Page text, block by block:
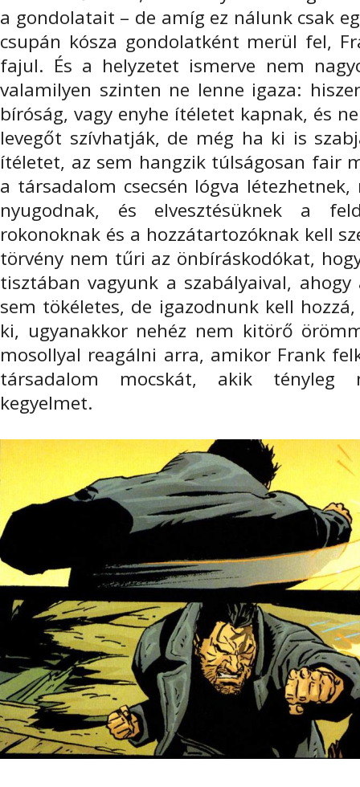
a gondolatait – de amíg ez nálunk csak
csupán kósza gondolatként merül fel,
fajul. És a helyzetet ismerve nem
valamilyen szinten ne lenne igaza:
bíróság, vagy enyhe ítéletet kapnak, és
levegőt szívhatják, de még ha ki is
ítéletet, az sem hangzik túlságosan fair
a társadalom csecsén lógva
nyugodnak, és elvesztésüknek a
rokonoknak és a hozzátartozóknak kell
törvény nem tűri az önbíráskodókat,
tisztában vagyunk a szabályaival,
sem tökéletes, de igazodnunk kell
ki, ugyanakkor nehéz nem kitörő
mosollyal reagálni arra, amikor Frank
társadalom mocskát, akik tényleg
kegyelmet.